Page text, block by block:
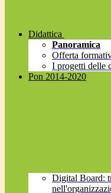
Didattica
Panoramica
Offerta
I progetti delle
Pon 2014-2020
Digital Board: